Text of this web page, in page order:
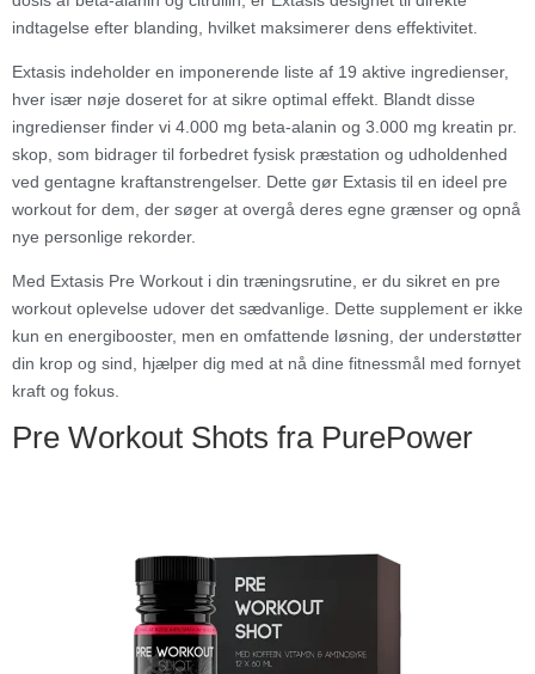
indtagelse efter blanding, hvilket maksimerer dens effektivitet.
Extasis indeholder en imponerende liste af 19 aktive ingredienser,
hver især nøje doseret for at sikre optimal effekt. Blandt disse
ingredienser finder vi 4.000 mg beta-alanin og 3.000 mg kreatin pr.
skop, som bidrager til forbedret fysisk præstation og udholdenhed
ved gentagne kraftanstrengelser. Dette gør Extasis til en ideel pre
workout for dem, der søger at overgå deres egne grænser og opnå
nye personlige rekorder.
Med Extasis Pre Workout i din træningsrutine, er du sikret en pre
workout oplevelse udover det sædvanlige. Dette supplement er ikke
kun en energibooster, men en omfattende løsning, der understøtter
din krop og sind, hjælper dig med at nå dine fitnessmål med fornyet
kraft og fokus.
Pre Workout Shots fra PurePower